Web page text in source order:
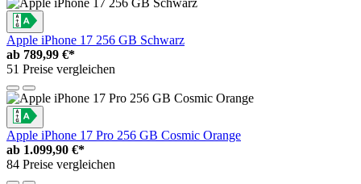
Apple iPhone 17 256 GB Schwarz
ab 789,99 €*
51 Preise vergleichen
Apple iPhone 17 Pro 256 GB Cosmic Orange
ab 1.099,90 €*
84 Preise vergleichen